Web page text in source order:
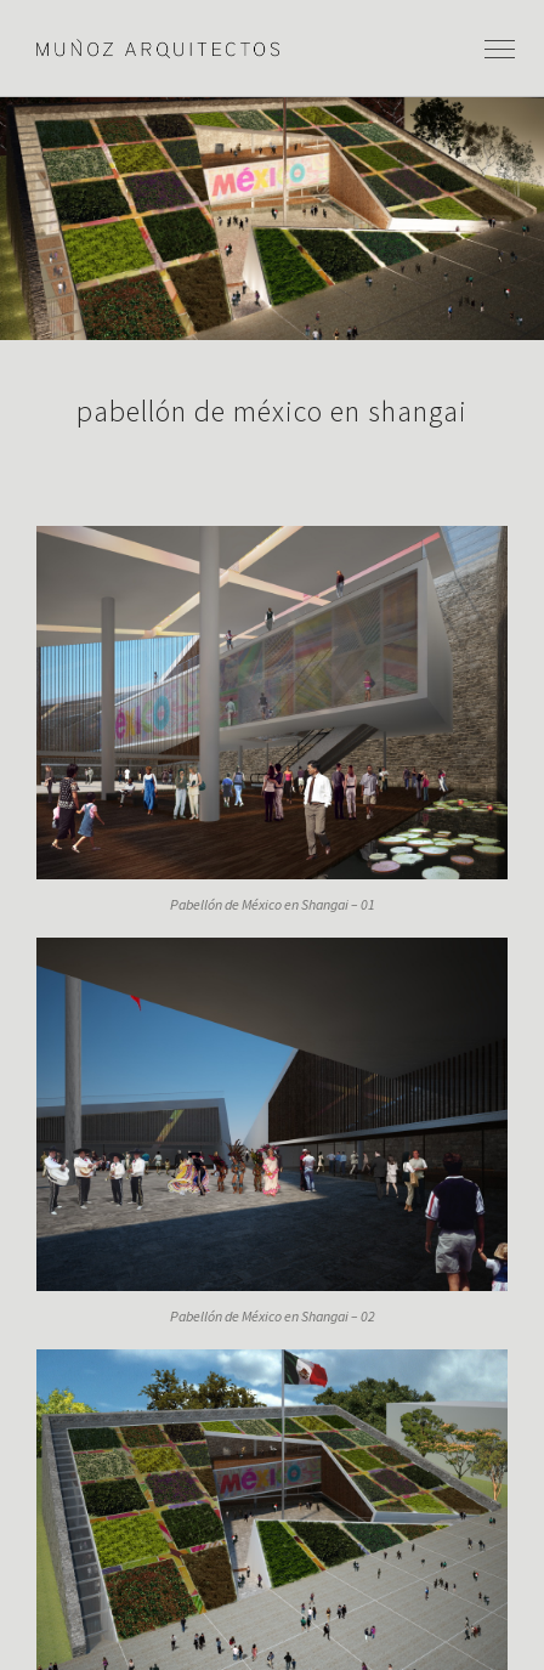
pabellón de méxico en shangai
Pabellón de México en Shangai – 01
Pabellón de México en Shangai – 02